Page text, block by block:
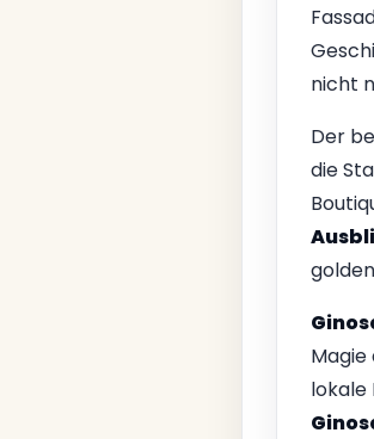
nicht
Der
die
Magie
lokale